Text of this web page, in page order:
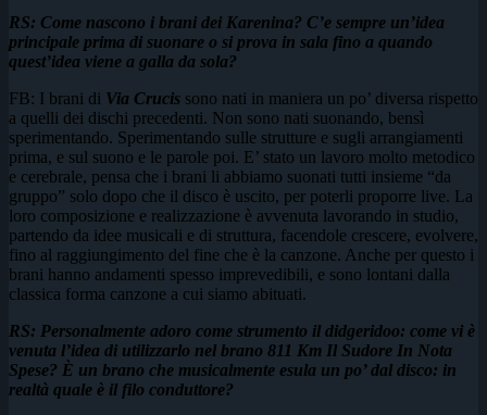
RS: Come nascono i brani dei Karenina? C’e sempre un’idea
principale prima di suonare o si prova in sala fino a quando
quest’idea viene a galla da sola?
FB: I brani di Via Crucis sono nati in maniera un po’ diversa rispetto
a quelli dei dischi precedenti. Non sono nati suonando, bensì
sperimentando. Sperimentando sulle strutture e sugli arrangiamenti
prima, e sul suono e le parole poi. E’ stato un lavoro molto metodico
e cerebrale, pensa che i brani li abbiamo suonati tutti insieme “da
gruppo” solo dopo che il disco è uscito, per poterli proporre live. La
loro composizione e realizzazione è avvenuta lavorando in studio,
partendo da idee musicali e di struttura, facendole crescere, evolvere,
fino al raggiungimento del fine che è la canzone. Anche per questo i
brani hanno andamenti spesso imprevedibili, e sono lontani dalla
classica forma canzone a cui siamo abituati.
RS: Personalmente adoro come strumento il didgeridoo: come vi è
venuta l’idea di utilizzarlo nel brano 811 Km Il Sudore In Nota
Spese? È un brano che musicalmente esula un po’ dal disco: in
realtà quale è il filo conduttore?